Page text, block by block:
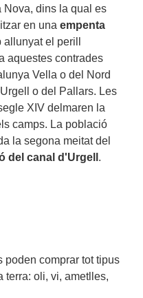
Nova, dins la qual es
en una empenta
allunyat el perill
aquestes contrades
Vella o del Nord
o del Pallars. Les
XIV delmaren la
camps. La població
la segona meitat del
del canal d'Urgell .
poden comprar tot tipus
terra: oli, vi, ametlles,